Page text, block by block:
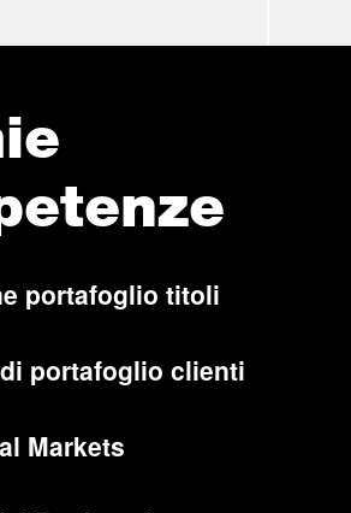
portafoglio titoli
portafoglio clienti
Markets